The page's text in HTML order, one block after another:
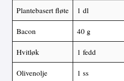
Plantebasert fløte 1 dl
Bacon 40 g
Hvitløk 1 fedd
Olivenolje 1 ss